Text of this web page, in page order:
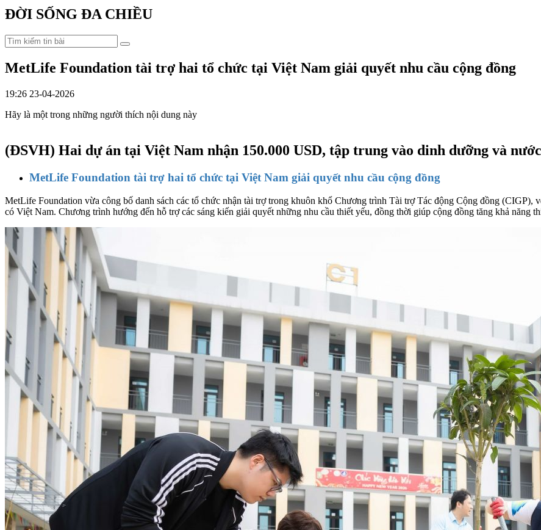
ĐỜI SỐNG ĐA CHIỀU
MetLife Foundation tài trợ hai tổ chức tại Việt Nam giải quyết nhu cầu cộng đồng
19:26 23-04-2026
Hãy là một trong những người thích nội dung này
(ĐSVH) Hai dự án tại Việt Nam nhận 150.000 USD, tập trung vào dinh dưỡng và
MetLife Foundation tài trợ hai tổ chức tại Việt Nam giải quyết nhu cầu cộng đồng
MetLife Foundation vừa công bố danh sách các tổ chức nhận tài trợ trong khuôn khổ Chương trình Tài trợ Tác động Cộng đồng (CIGP),
có Việt Nam. Chương trình hướng đến hỗ trợ các sáng kiến giải quyết những nhu cầu thiết yếu, đồng thời giúp cộng đồng tăng khả năng